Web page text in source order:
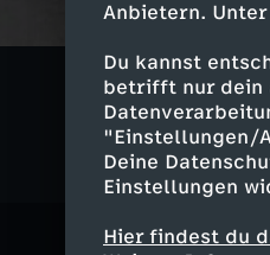
Anbietern.
Du kannst
betrifft nur dein
"Einstellungen/
Deine
Einstellungen
Hier findest du